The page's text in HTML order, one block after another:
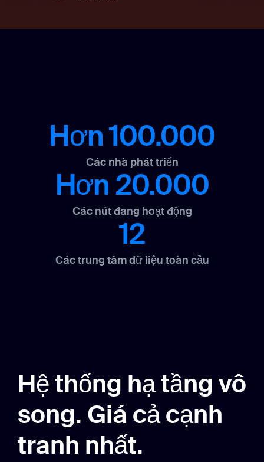
Hơn 100.000
Các nhà phát triển
Hơn 20.000
Các nút đang hoạt động
12
Các trung tâm dữ liệu toàn cầu
Hệ thống hạ tầng vô
song. Giá cả cạnh
tranh nhất.